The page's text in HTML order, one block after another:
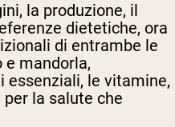
la produzione, il
dietetiche, ora
di entrambe le
e mandorla,
essenziali, le vitamine,
la salute che